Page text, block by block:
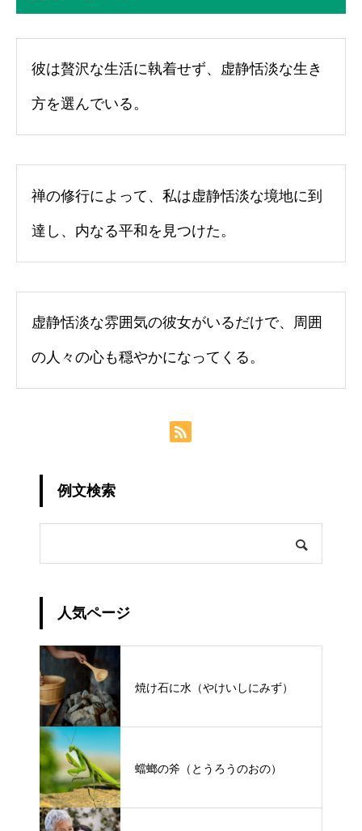
彼は贅沢な生活に執着せず、虚静恬淡な生き
方を選んでいる。
禅の修行によって、私は虚静恬淡な境地に到
達し、内なる平和を見つけた。
虚静恬淡な雰囲気の彼女がいるだけで、周囲
の人々の心も穏やかになってくる。
例文検索
人気ページ
焼け石に水（やけいしにみず）
蟷螂の斧（とうろうのおの）